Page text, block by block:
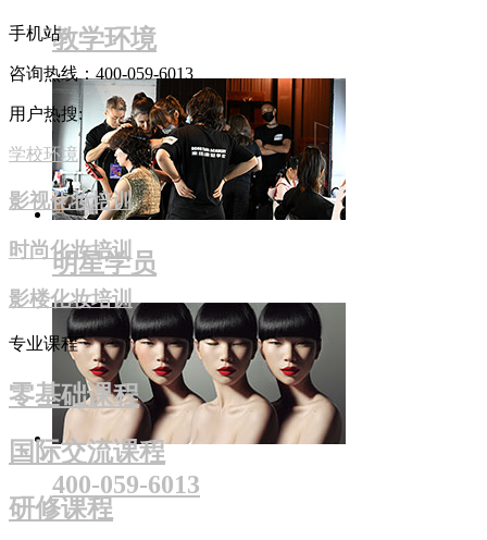
教学环境
明星学员
400-059-6013
手机站
咨询热线：400-059-6013
用户热搜:
学校环境
影视化妆培训
时尚化妆培训
影楼化妆培训
专业课程
零基础课程
国际交流课程
研修课程